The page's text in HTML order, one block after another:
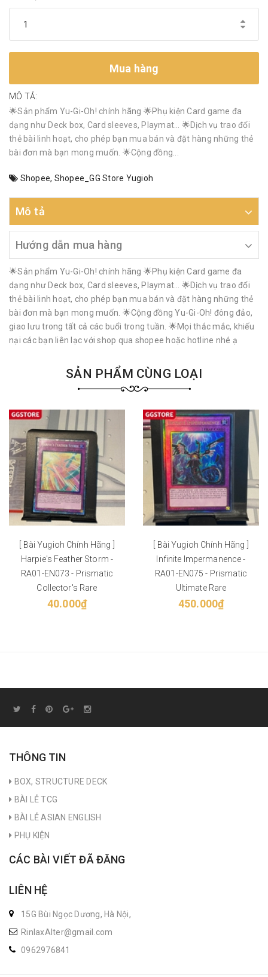
Mua hàng
MÔ TẢ:
🌟Sản phẩm Yu-Gi-Oh! chính hãng 🌟Phụ kiện Card game đa
dạng như Deck box, Card sleeves, Playmat… 🌟Dịch vụ trao đổi
thẻ bài linh hoạt, cho phép bạn mua bán và đặt hàng những thẻ
bài đơn mà bạn mong muốn. 🌟Cộng đồng...
Shopee, Shopee_GG Store Yugioh
Mô tả
Hướng dẫn mua hàng
🌟Sản phẩm Yu-Gi-Oh! chính hãng 🌟Phụ kiện Card game đa
dạng như Deck box, Card sleeves, Playmat… 🌟Dịch vụ trao đổi
thẻ bài linh hoạt, cho phép bạn mua bán và đặt hàng những thẻ
bài đơn mà bạn mong muốn. 🌟Cộng đồng Yu-Gi-Oh! đông đảo,
giao lưu trong tất cả các buổi trong tuần. 🌟Mọi thắc mắc, khiếu
nại các bạn liên lạc với shop qua shopee hoặc hotline nhé ạ
SẢN PHẨM CÙNG LOẠI
[ Bài Yugioh Chính Hãng ]
Harpie's Feather Storm -
RA01-EN073 - Prismatic
Collector's Rare
40.000₫
[ Bài Yugioh Chính Hãng ]
Infinite Impermanence -
RA01-EN075 - Prismatic
Ultimate Rare
450.000₫
THÔNG TIN
BOX, STRUCTURE DECK
BÀI LẺ TCG
BÀI LẺ ASIAN ENGLISH
PHỤ KIỆN
CÁC BÀI VIẾT ĐÃ ĐĂNG
LIÊN HỆ
15G Bùi Ngọc Dương, Hà Nội,
RinlaxAlter@gmail.com
0962976841